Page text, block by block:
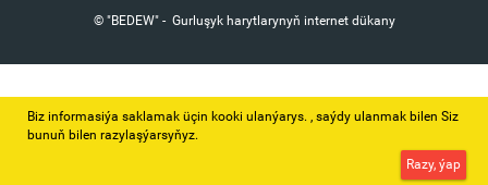
© "BEDEW" - Gurluşyk harytlarynyň internet dükany
Biz informasiýa saklamak üçin kooki ulanýarys. ‚ saýdy ulanmak bilen Siz
bunuň bilen razylaşýarsyňyz.
Razy, ýap